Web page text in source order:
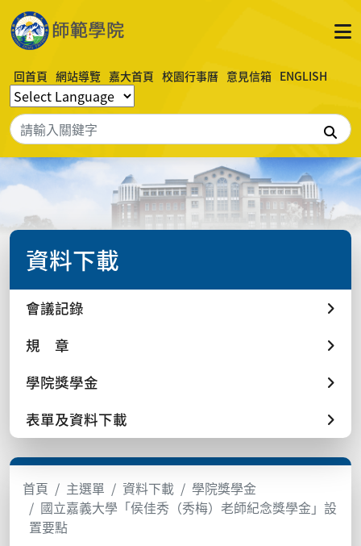
回首頁 網站導覽 嘉大首頁 校園行事曆 意見信箱 ENGLISH
搜尋
資料下載
會議記錄
規 章
學院獎學金
表單及資料下載
首頁 主選單 資料下載
學院獎學金
國立嘉義大學「侯佳秀（秀梅）老師紀念獎學金」設
置要點